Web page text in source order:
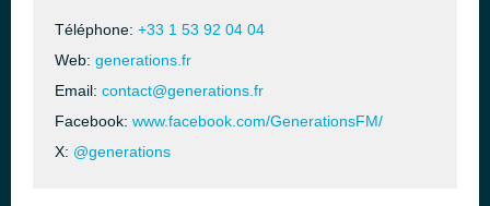
Téléphone: +33 1 53 92 04 04
Web: generations.fr
Email: contact@generations.fr
Facebook: www.facebook.com/GenerationsFM/
X: @generations